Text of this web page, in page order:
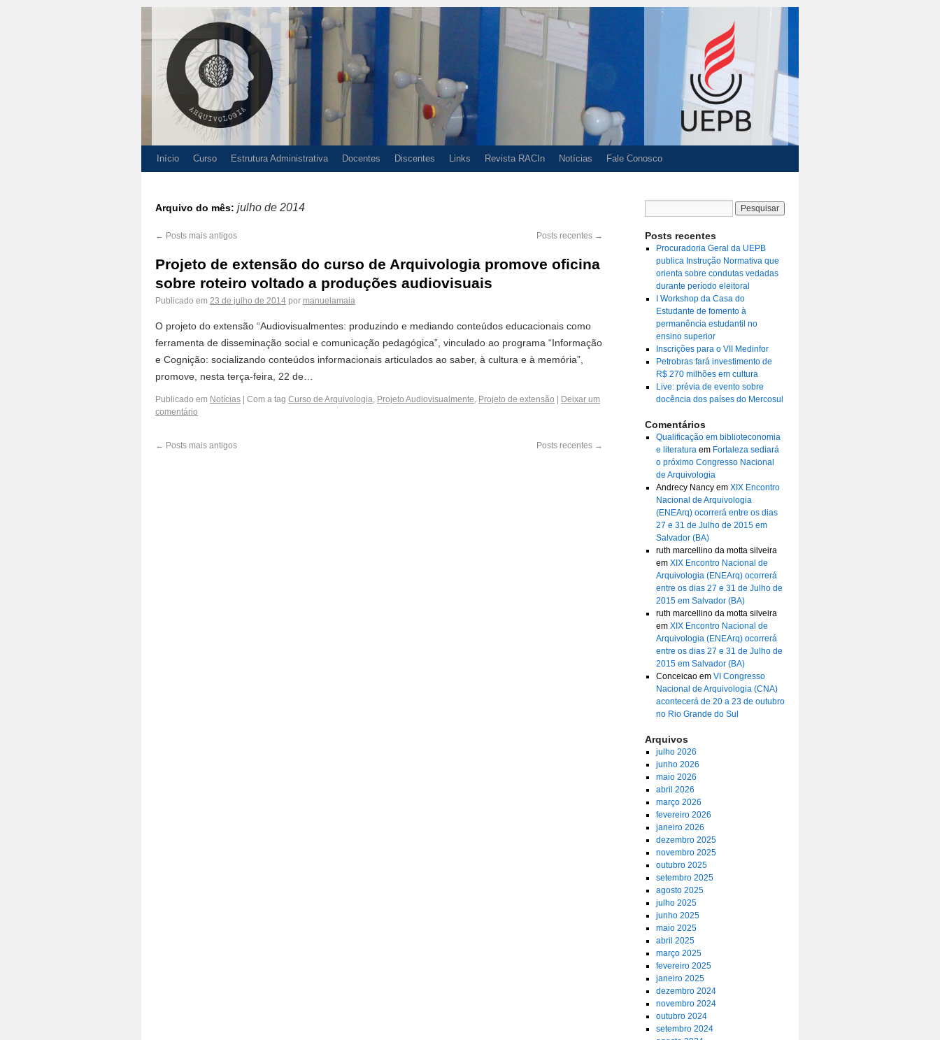
Início Curso Estrutura Administrativa Docentes Discentes Links Revista RACIn Notícias Fale Conosco
Arquivo do mês: julho de 2014
← Posts mais antigos Posts recentes →
Projeto de extensão do curso de Arquivologia promove oficina
sobre roteiro voltado a produções audiovisuais
Publicado em 23 de julho de 2014 por manuelamaia
O projeto do extensão “Audiovisualmentes: produzindo e mediando conteúdos educacionais como
ferramenta de disseminação social e comunicação pedagógica”, vinculado ao programa “Informação
e Cognição: socializando conteúdos informacionais articulados ao saber, à cultura e à memória”,
promove, nesta terça-feira, 22 de…
Publicado em Notícias Com a tag Curso de Arquivologia, Projeto Audiovisualmente, Projeto de extensão
Deixar um
comentário
← Posts mais antigos Posts recentes →
Posts recentes
Procuradoria Geral da UEPB
publica Instrução Normativa que
orienta sobre condutas vedadas
durante período eleitoral
I Workshop da Casa do
Estudante de fomento à
permanência estudantil no
ensino superior
Inscrições para o VII Medinfor
Petrobras fará investimento de
R$ 270 milhões em cultura
Live: prévia de evento sobre
docência dos países do Mercosul
Comentários
Qualificação em biblioteconomia
e literaturaem Fortaleza sediará
o próximo Congresso Nacional
de Arquivologia
Andrecy Nancyem XIX Encontro
Nacional de Arquivologia
(ENEArq) ocorrerá entre os dias
27 e 31 de Julho de 2015 em
Salvador (BA)
ruth marcellino da motta silveira
em XIX Encontro Nacional de
Arquivologia (ENEArq) ocorrerá
entre os dias 27 e 31 de Julho de
2015 em Salvador (BA)
ruth marcellino da motta silveira
em XIX Encontro Nacional de
Arquivologia (ENEArq) ocorrerá
entre os dias 27 e 31 de Julho de
2015 em Salvador (BA)
Conceicaoem VI Congresso
Nacional de Arquivologia (CNA)
acontecerá de 20 a 23 de outubro
no Rio Grande do Sul
Arquivos
julho 2026
junho 2026
maio 2026
abril 2026
março 2026
fevereiro 2026
janeiro 2026
dezembro 2025
novembro 2025
outubro 2025
setembro 2025
agosto 2025
julho 2025
junho 2025
maio 2025
abril 2025
março 2025
fevereiro 2025
janeiro 2025
dezembro 2024
novembro 2024
outubro 2024
setembro 2024